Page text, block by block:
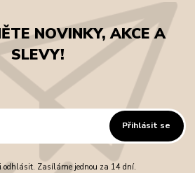
NOVINKY, AKCE A
SLEVY!
Přihlásit se
odhlásit. Zasíláme jednou za 14 dní.